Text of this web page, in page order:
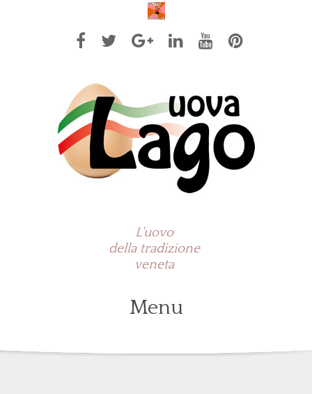
L'uovo
della tradizione
veneta
Menu
Skip